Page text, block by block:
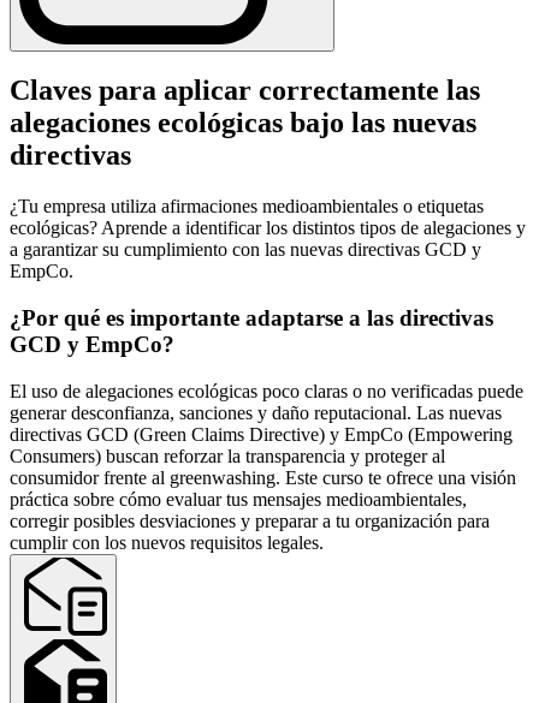
Claves para aplicar correctamente las
alegaciones ecológicas bajo las nuevas
directivas
¿Tu empresa utiliza afirmaciones medioambientales o etiquetas
ecológicas? Aprende a identificar los distintos tipos de alegaciones y
a garantizar su cumplimiento con las nuevas directivas GCD y
EmpCo.
¿Por qué es importante adaptarse a las directivas
GCD y EmpCo?
El uso de alegaciones ecológicas poco claras o no verificadas puede
generar desconfianza, sanciones y daño reputacional. Las nuevas
directivas GCD (Green Claims Directive) y EmpCo (Empowering
Consumers) buscan reforzar la transparencia y proteger al
consumidor frente al greenwashing. Este curso te ofrece una visión
práctica sobre cómo evaluar tus mensajes medioambientales,
corregir posibles desviaciones y preparar a tu organización para
cumplir con los nuevos requisitos legales.